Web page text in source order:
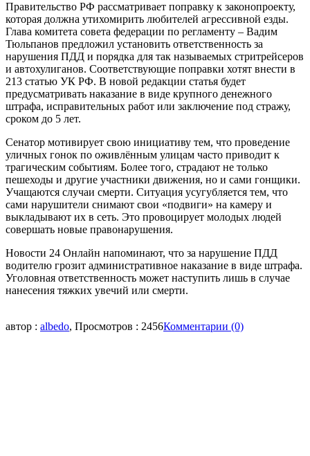
Правительство РФ рассматривает поправку к законопроекту,
которая должна утихомирить любителей агрессивной езды.
Глава комитета совета федерации по регламенту – Вадим
Тюльпанов предложил установить ответственность за
нарушения ПДД и порядка для так называемых стритрейсеров
и автохулиганов. Соответствующие поправки хотят внести в
213 статью УК РФ. В новой редакции статья будет
предусматривать наказание в виде крупного денежного
штрафа, исправительных работ или заключение под стражу,
сроком до 5 лет.
Сенатор мотивирует свою инициативу тем, что проведение
уличных гонок по оживлённым улицам часто приводит к
трагическим событиям. Более того, страдают не только
пешеходы и другие участники движения, но и сами гонщики.
Учащаются случаи смерти. Ситуация усугубляется тем, что
сами нарушители снимают свои «подвиги» на камеру и
выкладывают их в сеть. Это провоцирует молодых людей
совершать новые правонарушения.
Новости 24 Онлайн напоминают, что за нарушение ПДД
водителю грозит административное наказание в виде штрафа.
Уголовная ответственность может наступить лишь в случае
нанесения тяжких увечий или смерти.
автор : albedo, Просмотров : 2456Комментарии (0)